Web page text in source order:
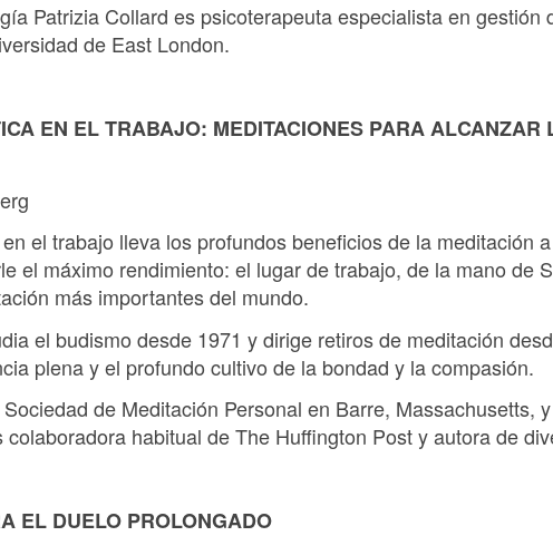
Patrizia Collard es psicoterapeuta especialista en gestión
de East London.
EN EL TRABAJO: MEDITACIONES PARA
el trabajo lleva los profundos beneficios de la meditación
el máximo rendimiento: el lugar de trabajo, de la mano de
más importantes del mundo.
el budismo desde 1971 y dirige retiros de meditación
plena y el profundo cultivo de la bondad y la compasión.
de Meditación Personal en Barre, Massachusetts,
habitual de The Huffington Post y autora de
EL DUELO PROLONGADO